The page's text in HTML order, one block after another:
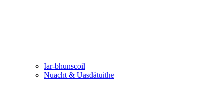
Iar-bhunscoil
Nuacht & Uasdátuithe